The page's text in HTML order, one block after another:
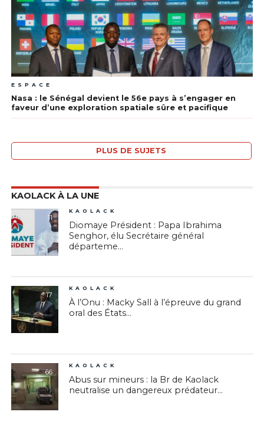
ESPACE
Nasa : le Sénégal devient le 56e pays à s’engager en
faveur d’une exploration spatiale sûre et pacifique
PLUS DE SUJETS
KAOLACK À LA UNE
11
KAOLACK
Diomaye Président : Papa Ibrahima
Senghor, élu Secrétaire général
départeme...
17
KAOLACK
À l’Onu : Macky Sall à l’épreuve du grand
oral des États...
66
KAOLACK
Abus sur mineurs : la Br de Kaolack
neutralise un dangereux prédateur...